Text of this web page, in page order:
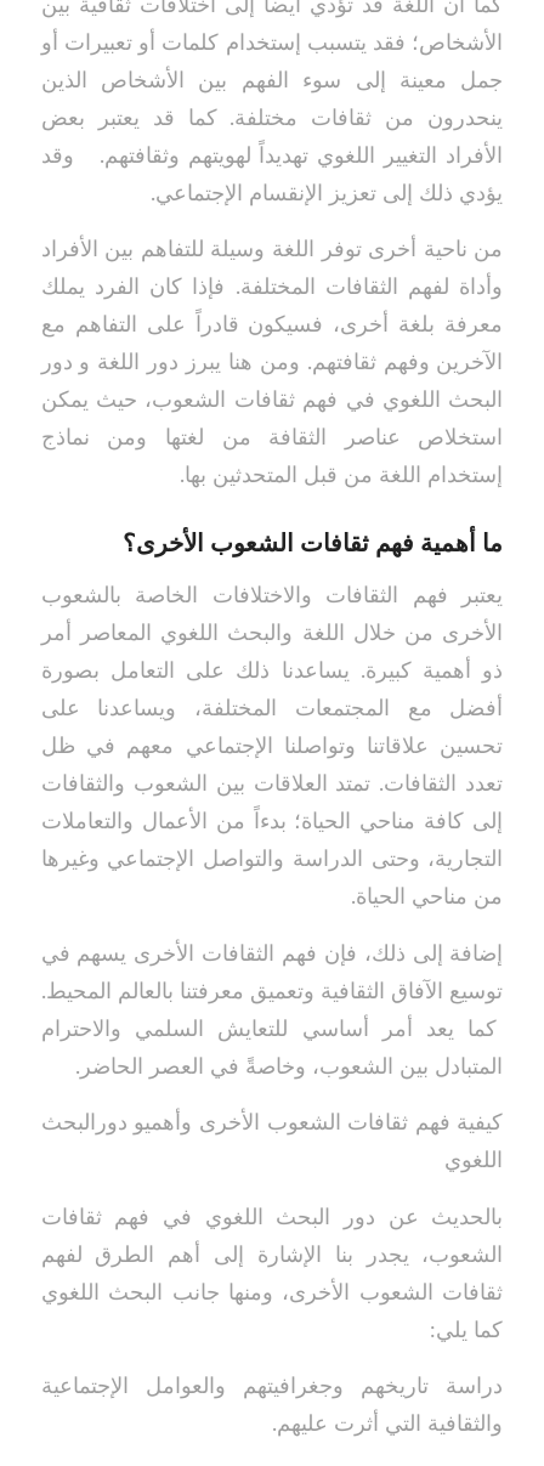
كما أن اللغة قد تؤدي أيضاً إلى اختلافات ثقافية بين
الأشخاص؛ فقد يتسبب إستخدام كلمات أو تعبيرات أو
جمل معينة إلى سوء الفهم بين الأشخاص الذين
ينحدرون من ثقافات مختلفة. كما قد يعتبر بعض
الأفراد التغيير اللغوي تهديداً لهويتهم وثقافتهم. وقد
يؤدي ذلك إلى تعزيز الإنقسام الإجتماعي.
من ناحية أخرى توفر اللغة وسيلة للتفاهم بين الأفراد
وأداة لفهم الثقافات المختلفة. فإذا كان الفرد يملك
معرفة بلغة أخرى، فسيكون قادراً على التفاهم مع
الآخرين وفهم ثقافتهم. ومن هنا يبرز دور اللغة و دور
البحث اللغوي في فهم ثقافات الشعوب، حيث يمكن
استخلاص عناصر الثقافة من لغتها ومن نماذج
إستخدام اللغة من قبل المتحدثين بها.
ما أهمية فهم ثقافات الشعوب الأخرى؟
يعتبر فهم الثقافات والاختلافات الخاصة بالشعوب
الأخرى من خلال اللغة والبحث اللغوي المعاصر أمر
ذو أهمية كبيرة. يساعدنا ذلك على التعامل بصورة
أفضل مع المجتمعات المختلفة، ويساعدنا على
تحسين علاقاتنا وتواصلنا الإجتماعي معهم في ظل
تعدد الثقافات. تمتد العلاقات بين الشعوب والثقافات
إلى كافة مناحي الحياة؛ بدءاً من الأعمال والتعاملات
التجارية، وحتى الدراسة والتواصل الإجتماعي وغيرها
من مناحي الحياة.
إضافة إلى ذلك، فإن فهم الثقافات الأخرى يسهم في
توسيع الآفاق الثقافية وتعميق معرفتنا بالعالم المحيط.
كما يعد أمر أساسي للتعايش السلمي والاحترام
المتبادل بين الشعوب، وخاصةً في العصر الحاضر.
كيفية فهم ثقافات الشعوب الأخرى وأهميو دورالبحث
اللغوي
بالحديث عن دور البحث اللغوي في فهم ثقافات
الشعوب، يجدر بنا الإشارة إلى أهم الطرق لفهم
ثقافات الشعوب الأخرى، ومنها جانب البحث اللغوي
كما يلي:
دراسة تاريخهم وجغرافيتهم والعوامل الإجتماعية
والثقافية التي أثرت عليهم.